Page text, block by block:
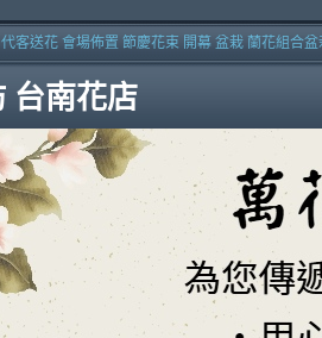
台南花店
客送花 會場佈置 節慶花束 開幕 盆栽 蘭花組合